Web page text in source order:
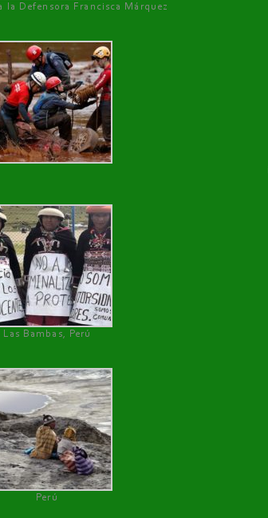
Defensora Francisca Márquez
Las Bambas, Perú
Perú